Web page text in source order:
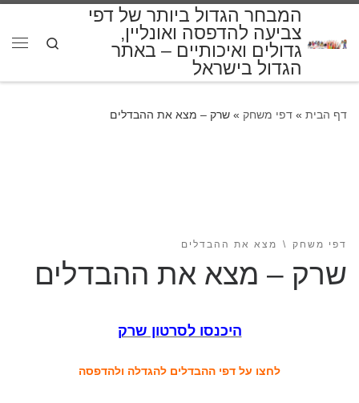
המבחר הגדול ביותר של דפי
צביעה להדפסה ואונליין,
גדולים ואיכותיים – באתר
הגדול בישראל
Search
דף הבית » דפי משחק » שרק – מצא את ההבדלים
דפי משחק מצא את ההבדלים
שרק – מצא את ההבדלים
היכנסו לסרטון שרק
לחצו על דפי ההבדלים להגדלה ולהדפסה